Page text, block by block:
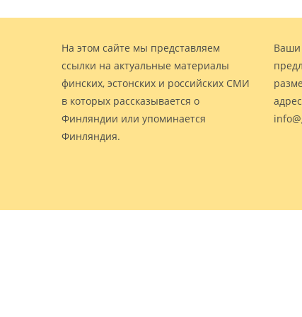
На этом сайте мы представляем
ссылки на актуальные материалы
финских, эстонских и российских СМИ
в которых рассказывается о
Финляндии или упоминается
Финляндия.
Ваши